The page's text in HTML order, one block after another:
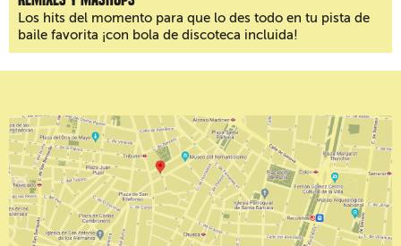
Los hits del momento para que lo des todo en tu pista de
baile favorita ¡con bola de discoteca incluida!